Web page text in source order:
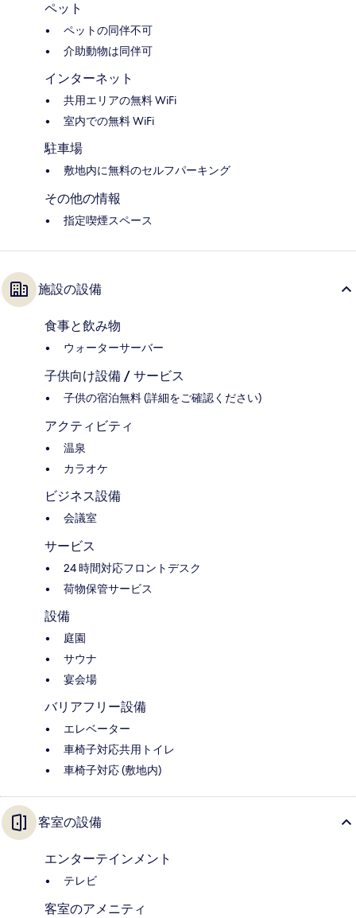
ペット
ペットの同伴不可
介助動物は同伴可
インターネット
共用エリアの無料 WiFi
室内での無料 WiFi
駐車場
敷地内に無料のセルフパーキング
その他の情報
指定喫煙スペース
施設の設備
食事と飲み物
ウォーターサーバー
子供向け設備 / サービス
子供の宿泊無料 (詳細をご確認ください)
アクティビティ
温泉
カラオケ
ビジネス設備
会議室
サービス
24 時間対応フロントデスク
荷物保管サービス
設備
庭園
サウナ
宴会場
バリアフリー設備
エレベーター
車椅子対応共用トイレ
車椅子対応 (敷地内)
客室の設備
エンターテインメント
テレビ
客室のアメニティ